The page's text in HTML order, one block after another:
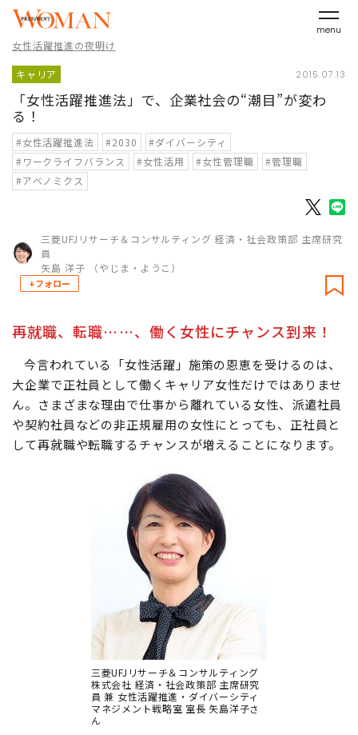
menu
女性活躍推進の夜明け
キャリア 2015.07.13
「女性活躍推進法」で、企業社会の“潮目”が変わ
る！
#女性活躍推進法 #2030
#ダイバーシティ
#ワークライフバランス
#女性活用 #女性管理職
#管理職
#アベノミクス
三菱UFJリサーチ＆コンサルティング 経済・社会政策部 主席研究
員
矢島 洋子 （やじま・ようこ）
+フォロー
再就職、転職……、働く女性にチャンス到来！
今言われている「女性活躍」施策の恩恵を受けるのは、
大企業で正社員として働くキャリア女性だけではありませ
ん。さまざまな理由で仕事から離れている女性、派遣社員
や契約社員などの非正規雇用の女性にとっても、正社員と
して再就職や転職するチャンスが増えることになります。
三菱UFJリサーチ＆コンサルティング
株式会社 経済・社会政策部 主席研究
員 兼 女性活躍推進・ダイバーシティ
マネジメント戦略室 室長 矢島洋子さ
ん